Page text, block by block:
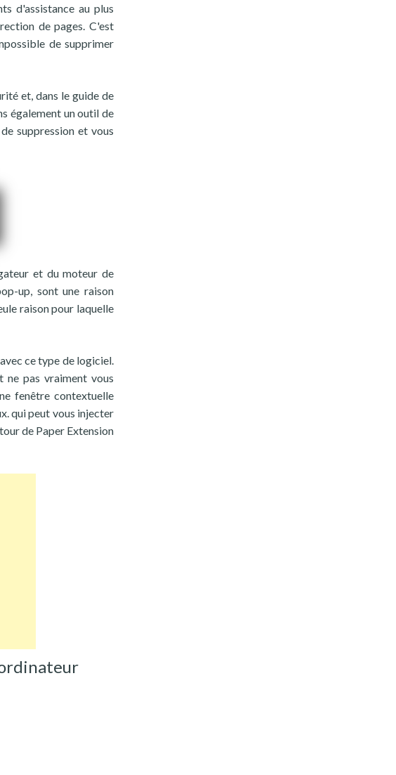
d'assistance au plus
de pages. C'est
de supprimer
et, dans le guide de
également un outil de
suppression et vous
et du moteur de
up, sont une raison
raison pour laquelle
ce type de logiciel.
ne pas vraiment vous
fenêtre contextuelle
qui peut vous injecter
de Paper Extension